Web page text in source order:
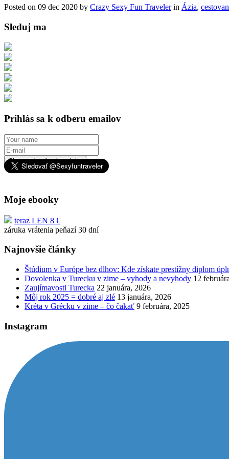
Posted on 09 dec 2020 by Crazy Sexy Fun Travelerin Ázia,
Sleduj ma
Prihlás sa k odberu emailov
Chcem dostávať novinky
Moje ebooky
teraz LEN 8 €
záruka vrátenia peňazí 30 dní
Najnovšie články
Štúdium v Európe bez dlhov: Kde získate prestížny diplom
Dovolenka v Turecku v zime – vyhody a nevyhody 12
Zaujímavosti Turecka 22 januára, 2026
Môj rok 2025 = dobré aj zlé 13 januára, 2026
Kréta v Grécku v zime – čo čakať 9 februára, 2025
Instagram